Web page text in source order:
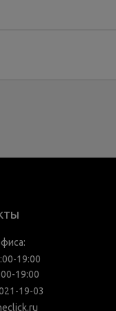
19:00
19:00
19-03